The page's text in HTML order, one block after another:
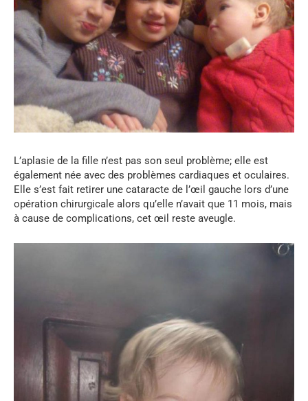
L’aplasie de la fille n’est pas son seul problème; elle est
également née avec des problèmes cardiaques et oculaires.
Elle s’est fait retirer une cataracte de l’œil gauche lors d’une
opération chirurgicale alors qu’elle n’avait que 11 mois, mais
à cause de complications, cet œil reste aveugle.